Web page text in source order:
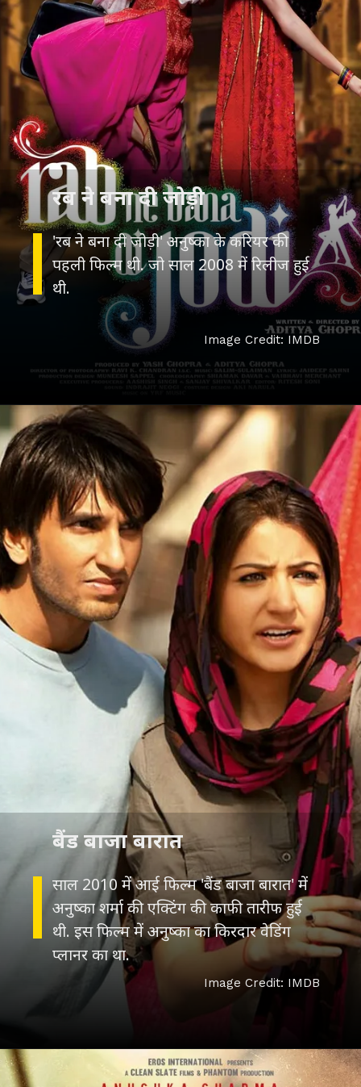
'रब ने बना दी जोड़ी' अनुष्का के करियर की
पहली फिल्म थी. जो साल 2008 में रिलीज हुई
थी.
रब ने बना दी जोड़ी
Image Credit: IMDB
साल 2010 में आई फिल्म 'बैंड बाजा बारात' में
अनुष्का शर्मा की एक्टिंग की काफी तारीफ हुई
थी. इस फिल्म में अनुष्का का किरदार वेडिंग
प्लानर का था.
बैंड बाजा बारात
Image Credit: IMDB